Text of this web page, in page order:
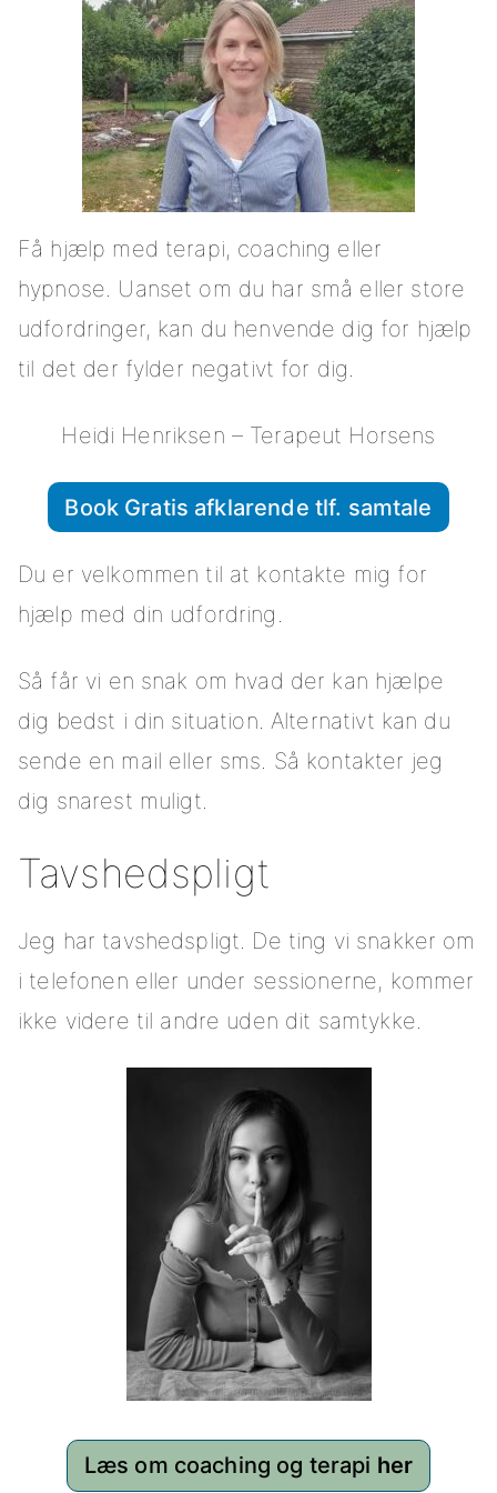
Få hjælp med terapi, coaching eller
hypnose. Uanset om du har små eller store
udfordringer, kan du henvende dig for hjælp
til det der fylder negativt for dig.
Heidi Henriksen – Terapeut Horsens
Book Gratis afklarende tlf. samtale
Du er velkommen til at kontakte mig for
hjælp med din udfordring.
Så får vi en snak om hvad der kan hjælpe
dig bedst i din situation. Alternativt kan du
sende en mail eller sms. Så kontakter jeg
dig snarest muligt.
Tavshedspligt
Jeg har tavshedspligt. De ting vi snakker om
i telefonen eller under sessionerne, kommer
ikke videre til andre uden dit samtykke.
Læs om coaching og terapi her